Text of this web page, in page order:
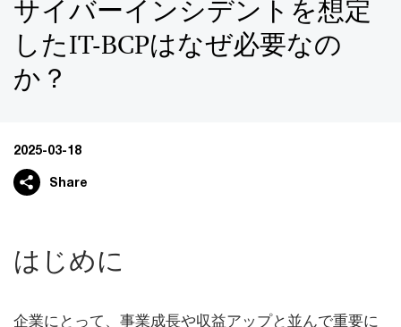
サイバーインシデントを想定
したIT-BCPはなぜ必要なの
か？
2025-03-18
Share
はじめに
企業にとって、事業成長や収益アップと並んで重要に